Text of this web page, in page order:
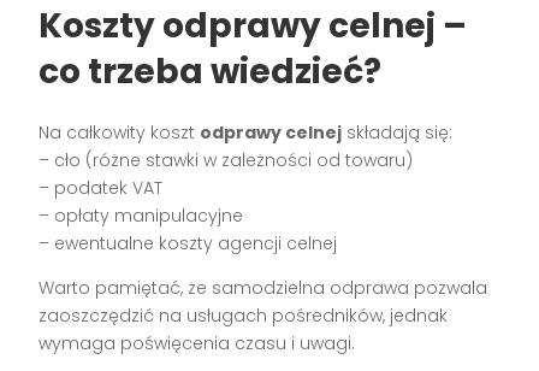
Koszty odprawy celnej –
co trzeba wiedzieć?
Na całkowity koszt odprawy celnej składają się:
– cło (różne stawki w zależności od towaru)
– podatek VAT
– opłaty manipulacyjne
– ewentualne koszty agencji celnej
Warto pamiętać, że samodzielna odprawa pozwala
zaoszczędzić na usługach pośredników, jednak
wymaga poświęcenia czasu i uwagi.